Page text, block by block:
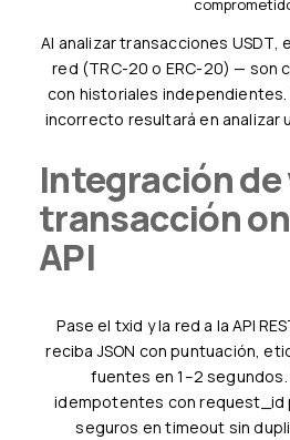
Al analizar transacciones USDT, especifique siempre la
red (TRC-20 o ERC-20) — son
con historiales
incorrecto resultará en analizar
Integración de ver
transacción
API
Pase el txid y la red a la API REST de AMLKYC.tech —
reciba JSON con puntuación,
fuentes en 1–2
idempotentes con
seguros en timeout sin